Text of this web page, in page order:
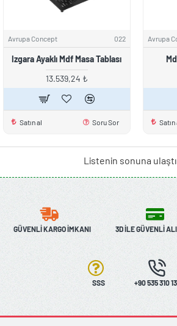
Avrupa Concept 022
Izgara Ayaklı Mdf Masa Tablası
13.539,24 ₺
Satın al Soru Sor
Avrupa
Satın
Listenin sonuna
GÜVENLI KARGO İMKANI 3D İLE GÜVENLI
SSS +90 535 310